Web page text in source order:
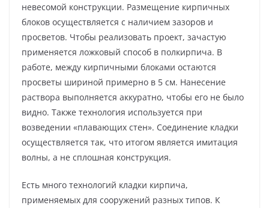
невесомой конструкции. Размещение кирпичных
блоков осуществляется с наличием зазоров и
просветов. Чтобы реализовать проект, зачастую
применяется ложковый способ в полкирпича. В
работе, между кирпичными блоками остаются
просветы шириной примерно в 5 см. Нанесение
раствора выполняется аккуратно, чтобы его не было
видно. Также технология используется при
возведении «плавающих стен». Соединение кладки
осуществляется так, что итогом является имитация
волны, а не сплошная конструкция.
Есть много технологий кладки кирпича,
применяемых для сооружений разных типов. К